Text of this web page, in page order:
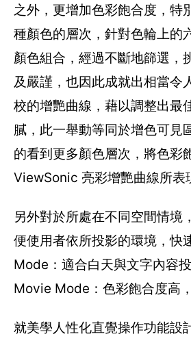
之外，更增加色彩飽合度，
種顏色的層次，針對色輪上的
顏色組合，經過不斷地篩選，
及嚴謹，也因此成就出相當令
校的增艷曲線，藉以調整出最
膩，此一舉動等同於增色可見
的看到更多顏色層次，將色彩
ViewSonic 亮彩增艷曲線所表
另外對於所處在不同空間情境
便使用者依所投影的環境，
Mode：適合白天與文字內容
Movie Mode：色彩飽合度高
就美學人性化直覺操作功能設